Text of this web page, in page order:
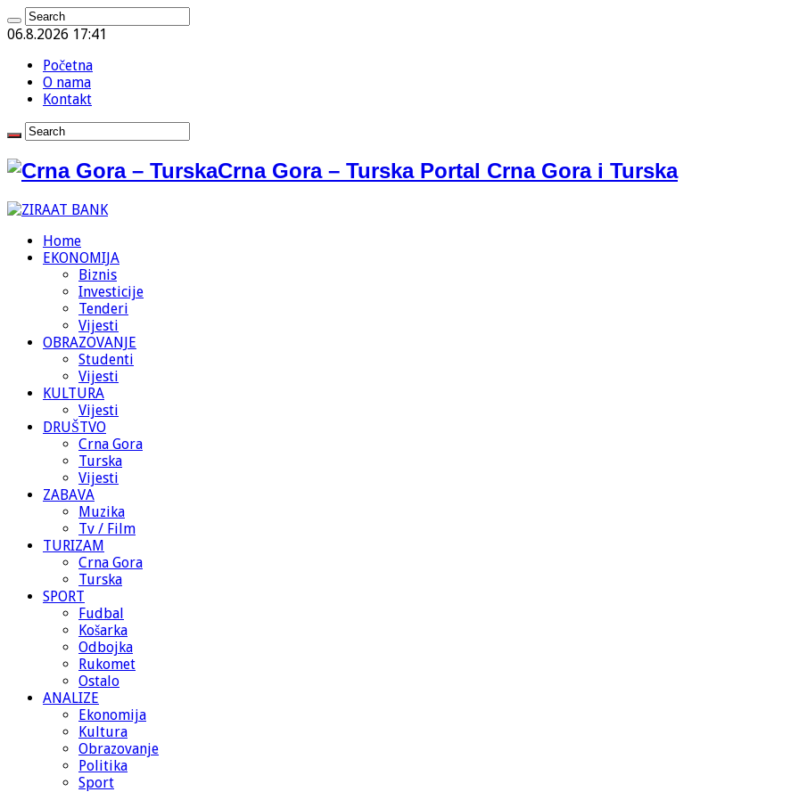
06.8.2026 17:41
Početna
O nama
Kontakt
Crna Gora – Turska Portal Crna Gora i Turska
Home
EKONOMIJA
Biznis
Investicije
Tenderi
Vijesti
OBRAZOVANJE
Studenti
Vijesti
KULTURA
Vijesti
DRUŠTVO
Crna Gora
Turska
Vijesti
ZABAVA
Muzika
Tv / Film
TURIZAM
Crna Gora
Turska
SPORT
Fudbal
Košarka
Odbojka
Rukomet
Ostalo
ANALIZE
Ekonomija
Kultura
Obrazovanje
Politika
Sport